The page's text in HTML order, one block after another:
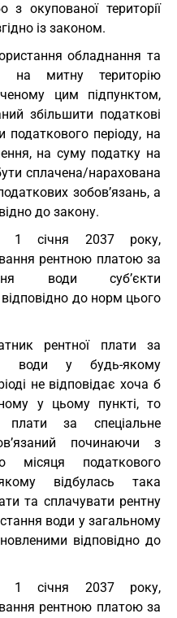
з окупованої території
із законом.
обладнання та
на митну територію
цим підпунктом,
збільшити податкові
податкового періоду, на
на суму податку на
сплачена/нарахована
зобов’язань, а
до закону.
1 січня 2037 року,
рентною платою за
води суб’єкти
до норм цього
рентної плати за
води у будь-якому
не відповідає хоча б
у цьому пункті, то
за спеціальне
починаючи з
місяця податкового
відбулась така
та сплачувати рентну
води у загальному
відповідно до
1 січня 2037 року,
рентною платою за